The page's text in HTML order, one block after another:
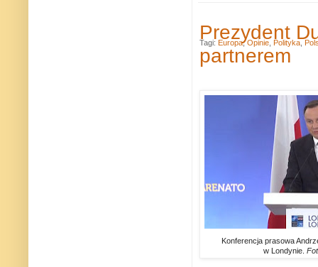
Prezydent
partnerem
Konferencja prasowa
w Londynie.
Tagi: Europa,Opinie, Polityka,